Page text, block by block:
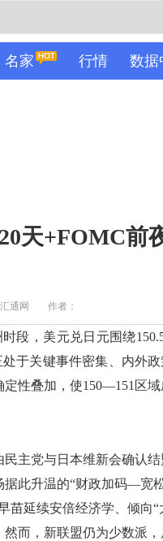
名家 行情 数据
天+FOMC前
通网 作者：
，美元兑日元围绕
处于关键事件密集、内外
性叠加，使150—151区域
党与日本维新会确认结
此升温的“财政加码—宽
苗延续安倍经济学、倾向
而，新联盟仍为少数派